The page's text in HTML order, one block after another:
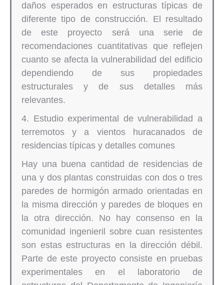
daños esperados en estructuras típicas de
diferente tipo de construcción. El resultado
de este proyecto será una serie de
recomendaciones cuantitativas que reflejen
cuanto se afecta la vulnerabilidad del edificio
dependiendo de sus propiedades
estructurales y de sus detalles más
relevantes.
4. Estudio experimental de vulnerabilidad a
terremotos y a vientos huracanados de
residencias típicas y detalles comunes
Hay una buena cantidad de residencias de
una y dos plantas construidas con dos o tres
paredes de hormigón armado orientadas en
la misma dirección y paredes de bloques en
la otra dirección. No hay consenso en la
comunidad ingenieril sobre cuan resistentes
son estas estructuras en la dirección débil.
Parte de este proyecto consiste en pruebas
experimentales en el laboratorio de